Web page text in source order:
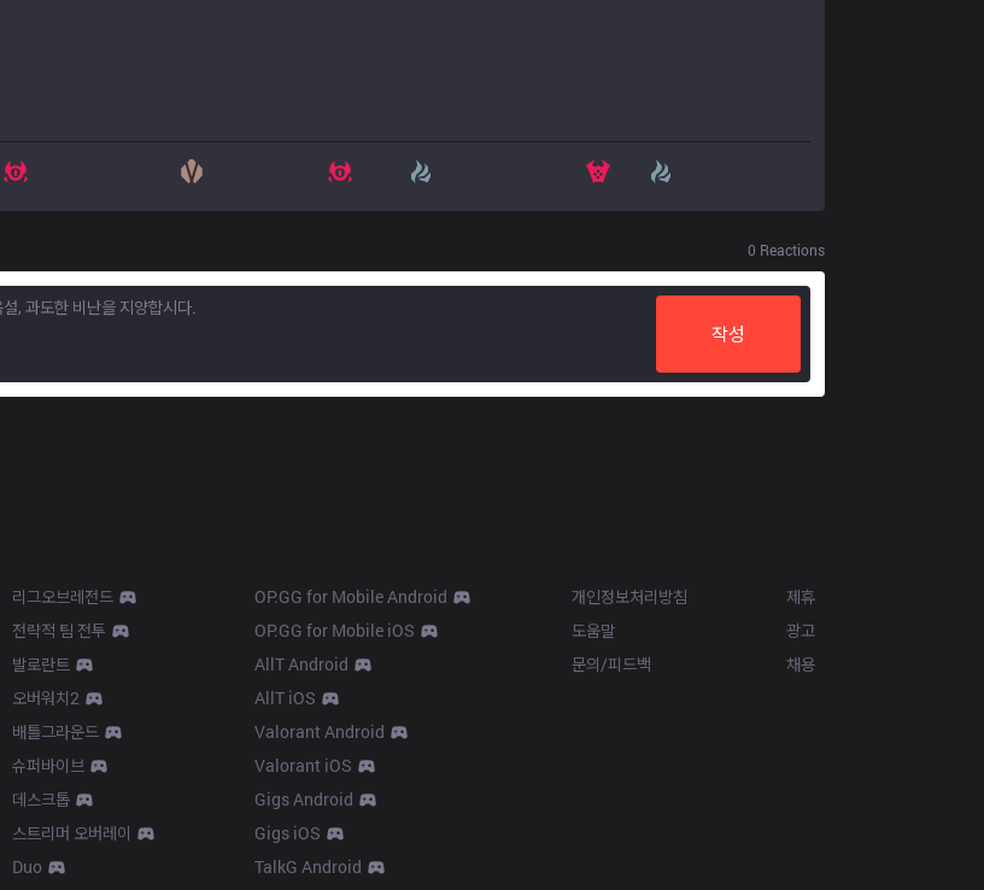
0 Reactions
작성
리그오브레전드
전략적 팀 전투
발로란트
오버워치2
배틀그라운드
슈퍼바이브
데스크톱
스트리머 오버레이
Duo
OP.GG for Mobile Android
OP.GG for Mobile iOS
AllT Android
AllT iOS
Valorant Android
Valorant iOS
Gigs Android
Gigs iOS
TalkG Android
개인정보처리방침
도움말
문의/피드백
제휴
광고
채용